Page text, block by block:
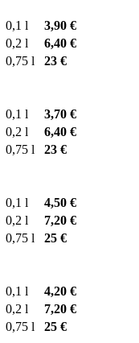
0,1 l
3,90 €
0,2 l
6,40 €
0,75 l 23 €
0,1 l
3,70 €
0,2 l
6,40 €
0,75 l 23 €
0,1 l
4,50 €
0,2 l
7,20 €
0,75 l 25 €
0,1 l
4,20 €
0,2 l
7,20 €
0,75 l 25 €